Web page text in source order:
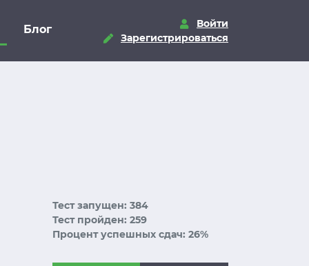
Блог
Войти
Зарегистрироваться
Тест запущен: 384
Тест пройден: 259
Процент успешных сдач: 26%